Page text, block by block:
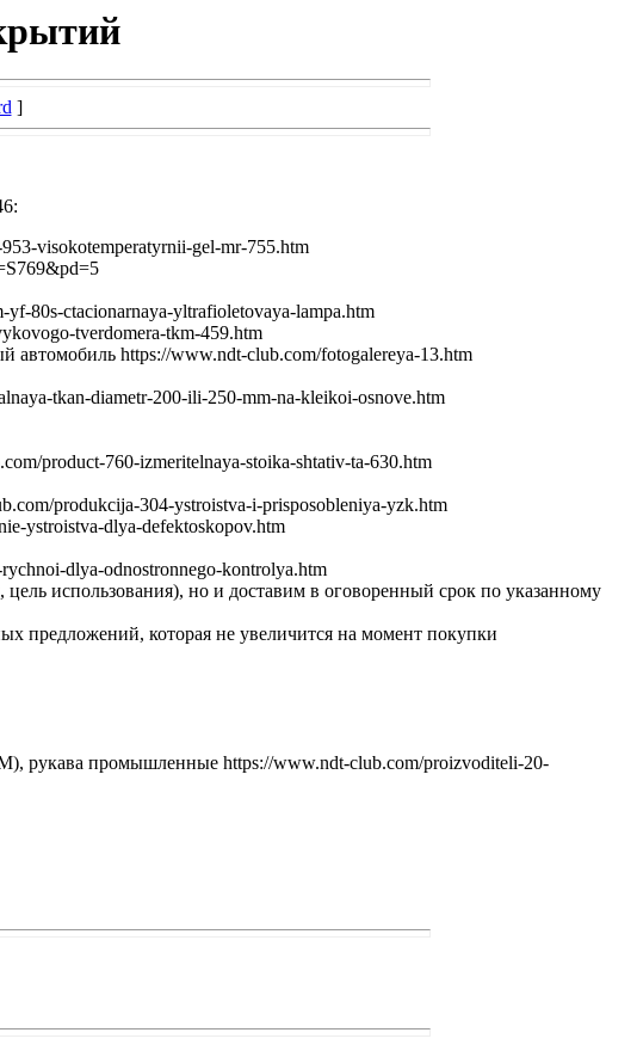
]
visokotemperatyrnii-gel-mr-755.htm
80s-ctacionarnaya-yltrafioletovaya-lampa.htm
tverdomera-tkm-459.htm
https://www.ndt-club.com/fotogalereya-13.htm
tkan-diametr-200-ili-250-mm-na-kleikoi-osnove.htm
product-760-izmeritelnaya-stoika-shtativ-ta-630.htm
produkcija-304-ystroistva-i-prisposobleniya-yzk.htm
ystroistva-dlya-defektoskopov.htm
dlya-odnostronnego-kontrolya.htm
использования), но и доставим в оговоренный срок по указанному
предложений, которая не увеличится на момент покупки
рукава промышленные https://www.ndt-club.com/proizvoditeli-20-